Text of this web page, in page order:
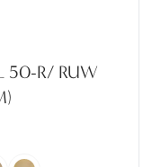
50-R/ RUW